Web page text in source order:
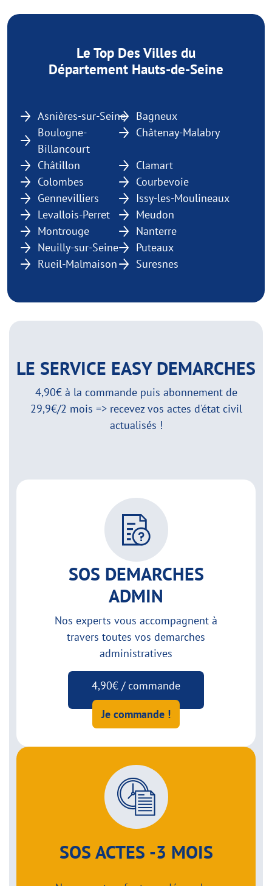
Le Top Des Villes du
Département Hauts-de-Seine
Asnières-sur-Seine
Bagneux
Boulogne-
Billancourt
Châtenay-Malabry
Châtillon
Clamart
Colombes
Courbevoie
Gennevilliers
Issy-les-Moulineaux
Levallois-Perret
Meudon
Montrouge
Nanterre
Neuilly-sur-Seine
Puteaux
Rueil-Malmaison
Suresnes
LE SERVICE EASY DEMARCHES
4,90€ à la commande puis abonnement de
29,9€/2 mois => recevez vos actes d'état civil
actualisés !
SOS DEMARCHES
ADMIN
Nos experts vous accompagnent à
travers toutes vos demarches
administratives
4,90€ / commande
Je commande !
SOS ACTES -3 MOIS